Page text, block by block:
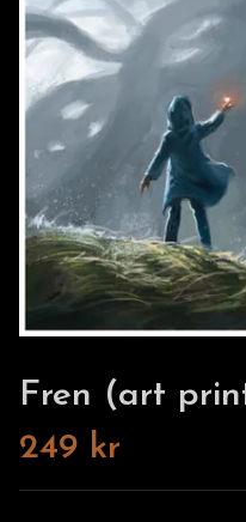
Fren (art
249 kr